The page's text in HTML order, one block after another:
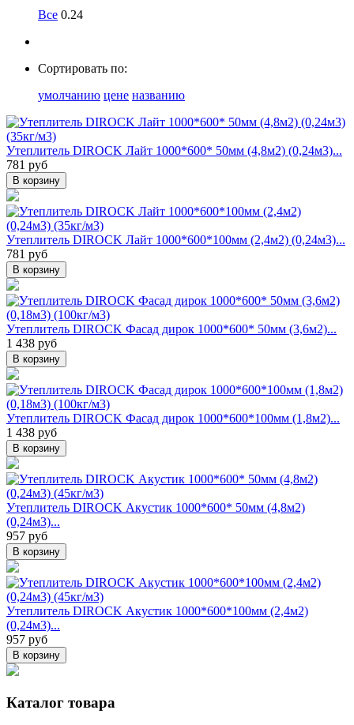
Все 0.24
Сортировать по:
умолчанию цене названию
Утеплитель DIROCK Лайт 1000*600* 50мм (4,8м2) (0,24м3)...
781 руб
В корзину
Утеплитель DIROCK Лайт 1000*600*100мм (2,4м2) (0,24м3)...
781 руб
В корзину
Утеплитель DIROCK Фасад дирок 1000*600* 50мм (3,6м2)...
1 438 руб
В корзину
Утеплитель DIROCK Фасад дирок 1000*600*100мм (1,8м2)...
1 438 руб
В корзину
Утеплитель DIROCK Акустик 1000*600* 50мм (4,8м2)
(0,24м3)...
957 руб
В корзину
Утеплитель DIROCK Акустик 1000*600*100мм (2,4м2)
(0,24м3)...
957 руб
В корзину
Каталог товара